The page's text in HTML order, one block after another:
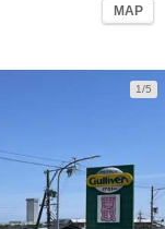
MAP
1/5